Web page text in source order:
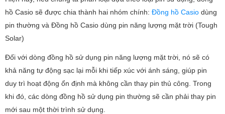
hồ Casio sẽ được chia thành hai nhóm chính: Đồng hồ Casio dùng
pin thường và Đồng hồ Casio dùng pin năng lượng mặt trời (Tough
Solar)
Đối với dòng đồng hồ sử dụng pin năng lượng mặt trời, nó sẽ có
khả năng tự động sạc lại mỗi khi tiếp xúc với ánh sáng, giúp pin
duy trì hoạt động ổn định mà không cần thay pin thủ công. Trong
khi đó, các dòng đồng hồ sử dụng pin thường sẽ cần phải thay pin
mới sau một thời trình sử dụng.